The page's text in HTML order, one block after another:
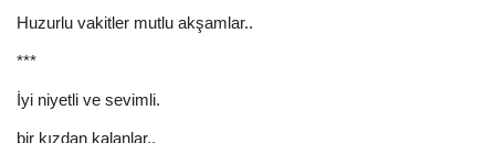
Huzurlu vakitler mutlu akşamlar..
***
İyi niyetli ve sevimli.
bir kızdan kalanlar..